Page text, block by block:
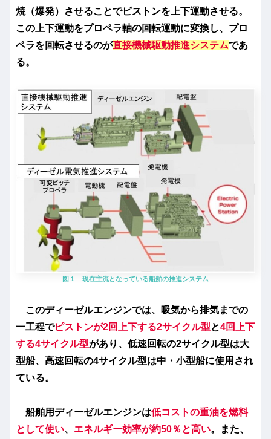
焼（爆発）させることでピストンを上下運動させる。
この上下運動をプロペラ軸の回転運動に変換し、プロ
ペラを回転させるのが直接機械駆動推進システムであ
る。
図１ 現在主流となっている船舶の推進システム
このディーゼルエンジンでは、吸気から排気までの
一工程でピストンが2回上下する2サイクル型と4回上下
する4サイクル型があり、低速回転の2サイクル型は大
型船、高速回転の4サイクル型は中・小型船に使用され
ている。
船舶用ディーゼルエンジンは低コストの重油を燃料
として使い、 エネルギー効率が約50％と高い。また、